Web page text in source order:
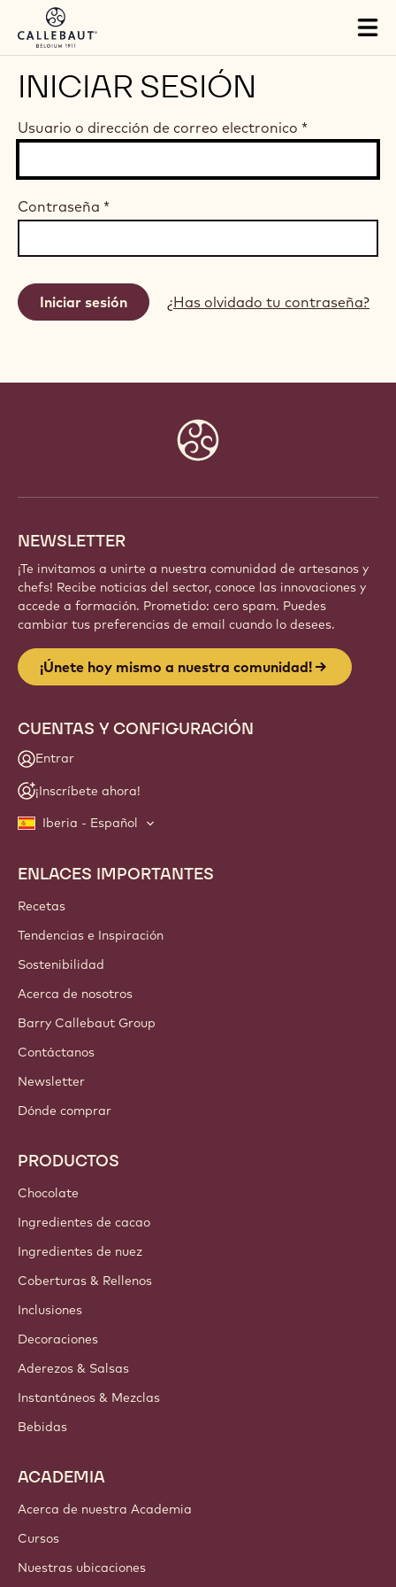
Skip to main content
INICIAR SESIÓN
Usuario o dirección de correo electronico *
Contraseña *
¿Has olvidado tu contraseña?
NEWSLETTER
¡Te invitamos a unirte a nuestra comunidad de artesanos y
chefs! Recibe noticias del sector, conoce las innovaciones y
accede a formación. Prometido: cero spam. Puedes
cambiar tus preferencias de email cuando lo desees.
¡Únete hoy mismo a nuestra comunidad!
CUENTAS Y CONFIGURACIÓN
Entrar
¡Inscríbete ahora!
Iberia - Español
Footer
Callebaut
ENLACES IMPORTANTES
Recetas
Tendencias e Inspiración
Sostenibilidad
Acerca de nosotros
Barry Callebaut Group
Contáctanos
Newsletter
Dónde comprar
PRODUCTOS
Chocolate
Ingredientes de cacao
Ingredientes de nuez
Coberturas & Rellenos
Inclusiones
Decoraciones
Aderezos & Salsas
Instantáneos & Mezclas
Bebidas
ACADEMIA
Acerca de nuestra Academia
Cursos
Nuestras ubicaciones